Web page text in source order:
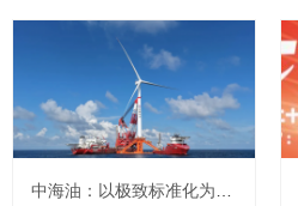
中海油：以极致标准化为核心的境外财务共享管理会计创新实践案例